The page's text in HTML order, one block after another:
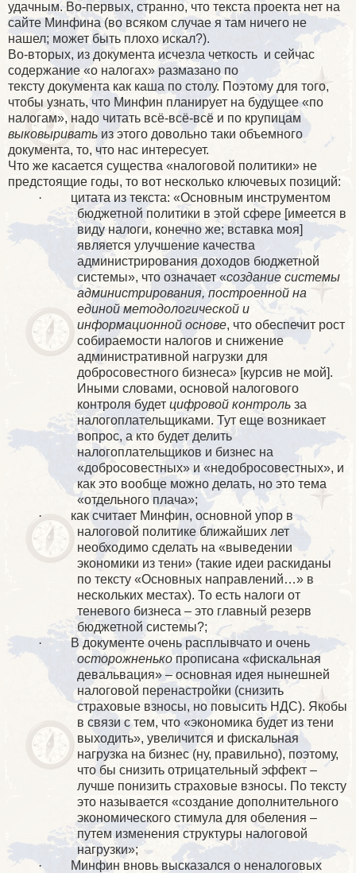
удачным. Во-первых, странно, что текста проекта нет на
сайте Минфина (во всяком случае я там ничего не
нашел; может быть плохо искал?).
Во-вторых, из документа исчезла четкость и сейчас
содержание «о налогах» размазано по
тексту документа как каша по столу. Поэтому для того,
чтобы узнать, что Минфин планирует на будущее «по
налогам», надо читать всё-всё-всё и по крупицам
выковыривать из этого довольно таки объемного
документа, то, что нас интересует.
Что же касается существа «налоговой политики» не
предстоящие годы, то вот несколько ключевых позиций:
·
цитата из текста: «Основным инструментом
бюджетной политики в этой сфере [имеется в
виду налоги, конечно же; вставка моя]
является улучшение качества
администрирования доходов бюджетной
системы», что означает «создание системы
администрирования, построенной на
единой методологической и
информационной основе, что обеспечит рост
собираемости налогов и снижение
административной нагрузки для
добросовестного бизнеса» [курсив не мой].
Иными словами, основой налогового
контроля будетцифровой контроль за
налогоплательщиками. Тут еще возникает
вопрос, а кто будет делить
налогоплательщиков и бизнес на
«добросовестных» и «недобросовестных», и
как это вообще можно делать, но это тема
«отдельного плача»;
·
как считает Минфин, основной упор в
налоговой политике ближайших лет
необходимо сделать на «выведении
экономики из тени» (такие идеи раскиданы
по тексту «Основных направлений…» в
нескольких местах). То есть налоги от
теневого бизнеса – это главный резерв
бюджетной системы?;
·
В документе очень расплывчато и очень
осторожненькопрописана «фискальная
девальвация» – основная идея нынешней
налоговой перенастройки (снизить
страховые взносы, но повысить НДС). Якобы
в связи с тем, что «экономика будет из тени
выходить», увеличится и фискальная
нагрузка на бизнес (ну, правильно), поэтому,
что бы снизить отрицательный эффект –
лучше понизить страховые взносы. По тексту
это называется «создание дополнительного
экономического стимула для обеления –
путем изменения структуры налоговой
нагрузки»;
·
Минфин вновь высказался о неналоговых